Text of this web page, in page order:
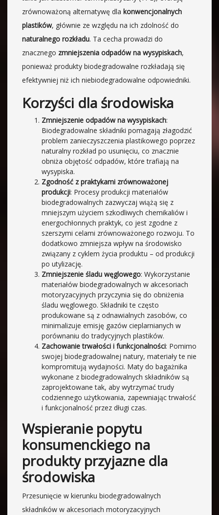
zrównoważoną alternatywę dla konwencjonalnych
plastików, głównie ze względu na ich zdolność do
naturalnego rozkładu. Ta cecha prowadzi do
znacznego zmniejszenia odpadów na wysypiskach,
ponieważ produkty biodegradowalne rozkładają się
efektywniej niż ich niebiodegradowalne odpowiedniki.
Korzyści dla środowiska
Zmniejszenie odpadów na wysypiskach:
Biodegradowalne składniki pomagają złagodzić
problem zanieczyszczenia plastikowego poprzez
naturalny rozkład po usunięciu, co znacznie
obniża objętość odpadów, które trafiają na
wysypiska.
Zgodność z praktykami zrównoważonej
produkcji: Procesy produkcji materiałów
biodegradowalnych zazwyczaj wiążą się z
mniejszym użyciem szkodliwych chemikaliów i
energochłonnych praktyk, co jest zgodne z
szerszymi celami zrównoważonego rozwoju. To
dodatkowo zmniejsza wpływ na środowisko
związany z cyklem życia produktu – od produkcji
po utylizację.
Zmniejszenie śladu węglowego: Wykorzystanie
materiałów biodegradowalnych w akcesoriach
motoryzacyjnych przyczynia się do obniżenia
śladu węglowego. Składniki te często
produkowane są z odnawialnych zasobów, co
minimalizuje emisję gazów cieplarnianych w
porównaniu do tradycyjnych plastików.
Zachowanie trwałości i funkcjonalności: Pomimo
swojej biodegradowalnej natury, materiały te nie
kompromitują wydajności. Maty do bagażnika
wykonane z biodegradowalnych składników są
zaprojektowane tak, aby wytrzymać trudy
codziennego użytkowania, zapewniając trwałość
i funkcjonalność przez długi czas.
Wspieranie popytu
konsumenckiego na
produkty przyjazne dla
środowiska
Przesunięcie w kierunku biodegradowalnych
składników w akcesoriach motoryzacyjnych